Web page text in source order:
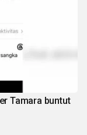
Tamara buntut